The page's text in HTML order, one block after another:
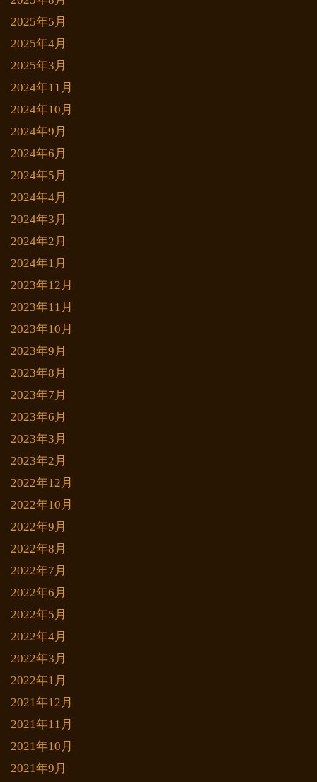
2025年5月
2025年4月
2025年3月
2024年11月
2024年10月
2024年9月
2024年6月
2024年5月
2024年4月
2024年3月
2024年2月
2024年1月
2023年12月
2023年11月
2023年10月
2023年9月
2023年8月
2023年7月
2023年6月
2023年3月
2023年2月
2022年12月
2022年10月
2022年9月
2022年8月
2022年7月
2022年6月
2022年5月
2022年4月
2022年3月
2022年1月
2021年12月
2021年11月
2021年10月
2021年9月